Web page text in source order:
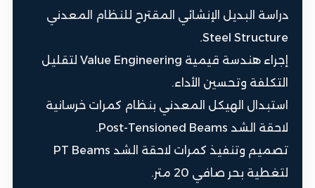
دراسة البديل الإنشائي المقترح للنظام المعدني
Steel Structure.
إجراء هندسة قيمية Value Engineering لتقليل
التكلفة وتحسين الأداء.
استبدال الهيكل المعدني بنظام كمرات خرسانية
لاحقة الشد Post-Tensioned Beams.
تصميم وتنفيذ كمرات لاحقة الشد PT Beams
لتغطية بحر صافي 20 متر.